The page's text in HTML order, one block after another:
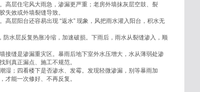
高层住宅风大雨急，渗漏更严重；老房外墙抹灰层空鼓、裂
失效或外墙裂缝导致。
层阳台还容易出现 “返水” 现象，风把雨水灌入阳台，积水无
水层反复热胀冷缩，加速破损。下雨后，雨水从裂缝渗入，顺
接缝是渗漏重灾区。暴雨后地下室外水压增大，水从薄弱处渗
到真正漏点、施工不规范。
湿；四看楼下是否渗水、发霉。发现轻微渗漏，别等暴雨加
能一次修好、不再反复。